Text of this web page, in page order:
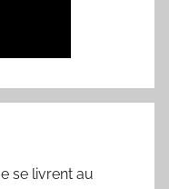
se livrent au